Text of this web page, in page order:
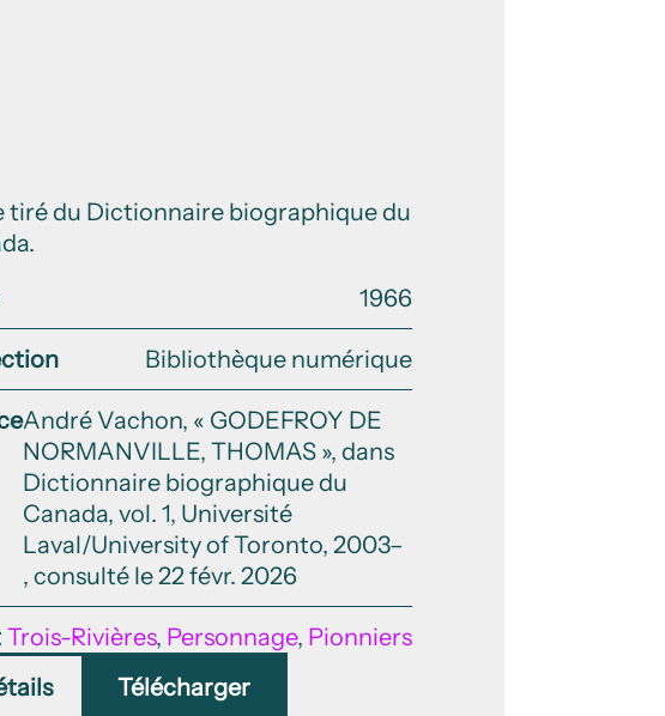
tiré du Dictionnaire biographique du
1966
Bibliothèque numérique
André Vachon, « GODEFROY DE
NORMANVILLE, THOMAS », dans
Dictionnaire biographique du
Canada, vol. 1, Université
Laval/University of Toronto, 2003–
, consulté le 22 févr. 2026
Trois-Rivières, Personnage, Pionniers
Télécharger